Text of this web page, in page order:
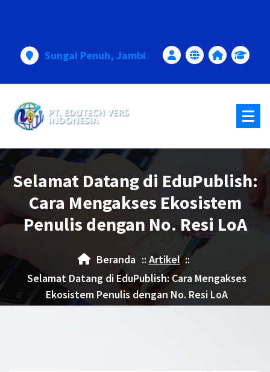
Sungai Penuh, Jambi
Selamat Datang di EduPublish:
Cara Mengakses Ekosistem
Penulis dengan No. Resi LoA
Beranda ::Artikel::
Selamat Datang di EduPublish: Cara Mengakses
Ekosistem Penulis dengan No. Resi LoA